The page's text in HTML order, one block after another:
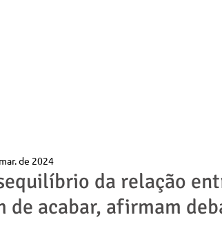
da relação
de acabar, afirmam
de 2024